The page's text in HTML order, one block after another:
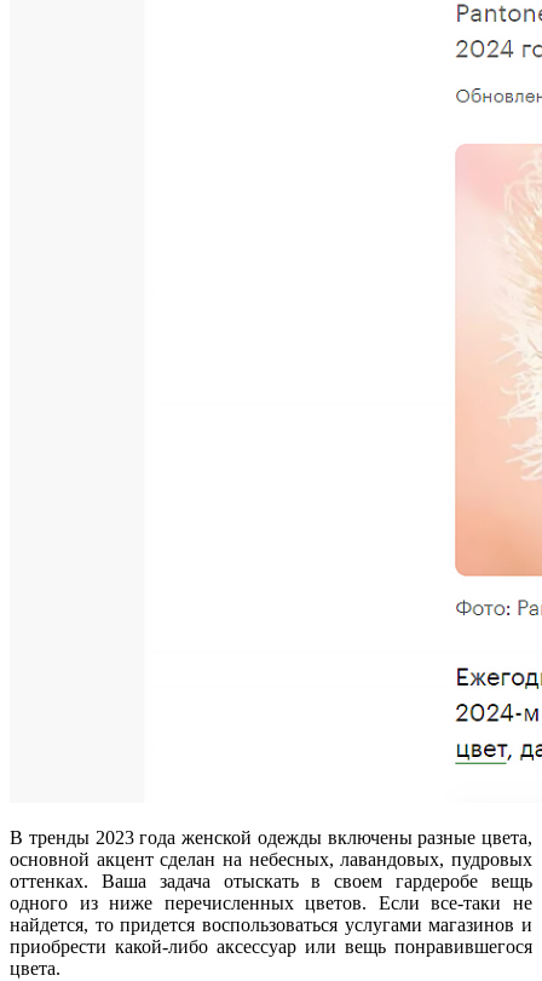
В тренды 2023 года женской одежды включены разные цвета,
основной акцент сделан на небесных, лавандовых, пудровых
оттенках. Ваша задача отыскать в своем гардеробе вещь
одного из ниже перечисленных цветов. Если все-таки не
найдется, то придется воспользоваться услугами магазинов и
приобрести какой-либо аксессуар или вещь понравившегося
цвета.